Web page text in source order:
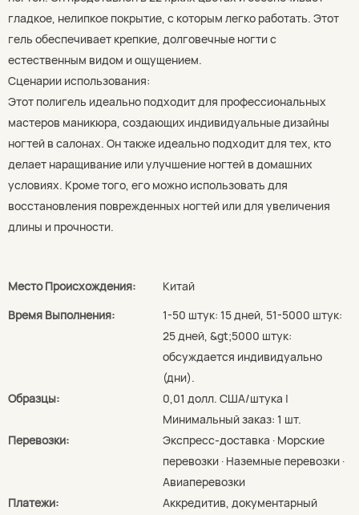
гладкое, нелипкое покрытие, с которым легко работать. Этот
гель обеспечивает крепкие, долговечные ногти с
естественным видом и ощущением.
Сценарии использования:
Этот полигель идеально подходит для профессиональных
мастеров маникюра, создающих индивидуальные дизайны
ногтей в салонах. Он также идеально подходит для тех, кто
делает наращивание или улучшение ногтей в домашних
условиях. Кроме того, его можно использовать для
восстановления поврежденных ногтей или для увеличения
длины и прочности.
Место Происхождения:
Китай
Время Выполнения:
1-50 штук: 15 дней, 51-5000 штук:
25 дней, &gt;5000 штук:
обсуждается индивидуально
(дни).
Образцы:
0,01 долл. США/штука |
Минимальный заказ: 1 шт.
Перевозки:
Экспресс-доставка · Морские
перевозки · Наземные перевозки ·
Авиаперевозки
Платежи:
Аккредитив, документарный